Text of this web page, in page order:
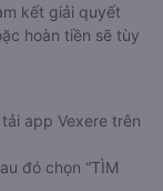
kết giải quyết
hoàn tiền sẽ tùy
app Vexere trên
đó chọn “TÌM